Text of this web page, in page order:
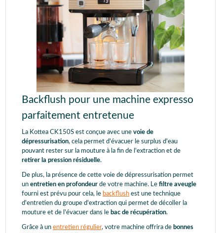
Backflush pour une machine expresso
parfaitement entretenue
La Kottea CK150S est conçue avec une voie de
dépressurisation, cela permet d'évacuer le surplus d'eau
pouvant rester sur la mouture à la fin de l'extraction et de
retirer la pression résiduelle.
De plus, la présence de cette voie de dépressurisation permet
un entretien en profondeur de votre machine. Le filtre aveugle
fourni est prévu pour cela, le backflush est une technique
d'entretien du groupe d'extraction qui permet de décoller la
mouture et de l'évacuer dans le bac de récupération.
Grâce à un entretien régulier, votre machine offrira de bonnes